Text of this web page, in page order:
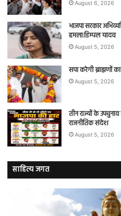
August 6, 2026
भाजपा सरकार
हमला:डिम्पल यादव
August 5, 2026
सपा करेगी ब्राह्मणों
August 5, 2026
तीन राज्यों के
राजनीतिक संदेश
August 5, 2026
साहित्य जगत